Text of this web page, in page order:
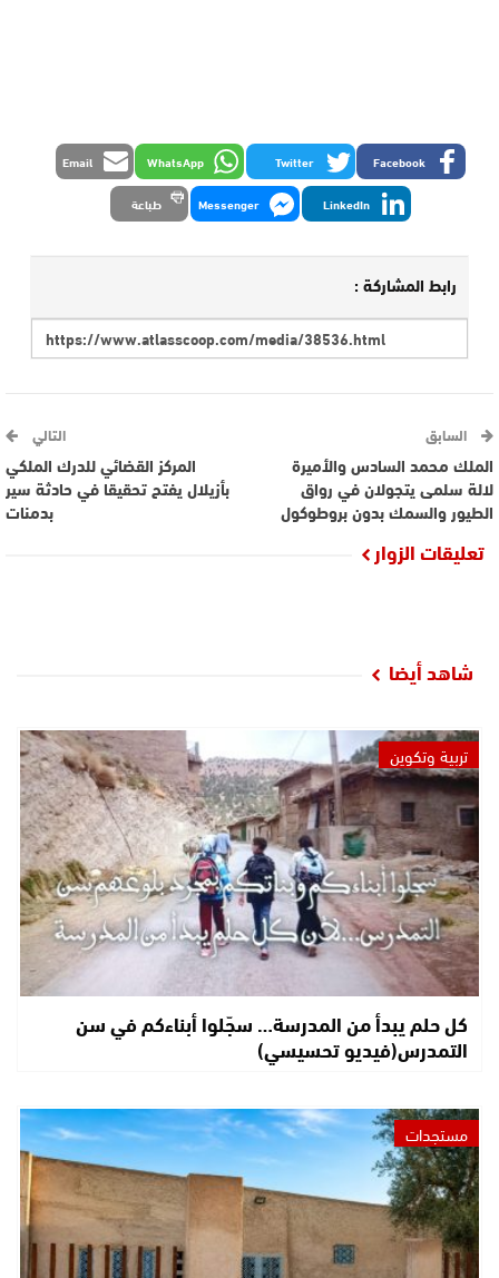
Facebook
Twitter
WhatsApp
Email
LinkedIn
Messenger طباعة
رابط المشاركة :
السابق
الملك محمد السادس والأميرة
لالة سلمى يتجولان في رواق
الطيور والسمك بدون بروطوكول
التالي
المركز القضائي للدرك الملكي
بأزيلال يفتح تحقيقا في حادثة سير
بدمنات
تعليقات الزوار
شاهد أيضا
تربية وتكوين
كل حلم يبدأ من المدرسة… سجّلوا أبناءكم في سن
التمدرس(فيديو تحسيسي)
مستجدات